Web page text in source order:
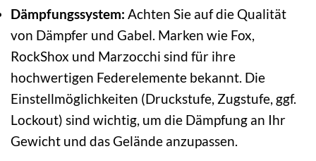
Dämpfungssystem: Achten Sie auf die Qualität
von Dämpfer und Gabel. Marken wie Fox,
RockShox und Marzocchi sind für ihre
hochwertigen Federelemente bekannt. Die
Einstellmöglichkeiten (Druckstufe, Zugstufe, ggf.
Lockout) sind wichtig, um die Dämpfung an Ihr
Gewicht und das Gelände anzupassen.